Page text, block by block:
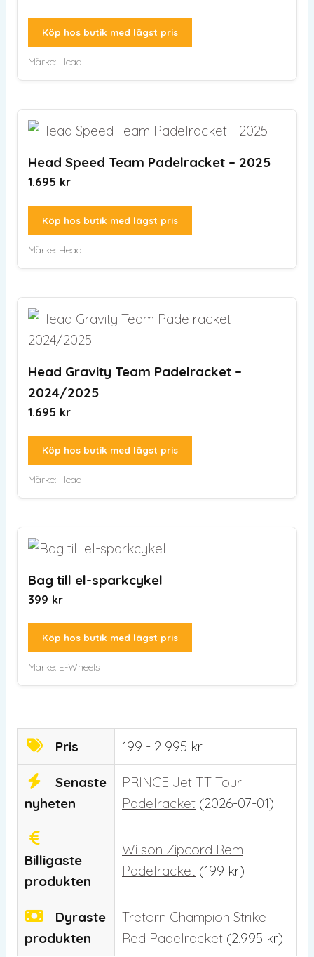
Köp hos butik med lägst pris
Märke: Head
Head Speed Team Padelracket – 2025
1.695 kr
Köp hos butik med lägst pris
Märke: Head
Head Gravity Team Padelracket –
2024/2025
1.695 kr
Köp hos butik med lägst pris
Märke: Head
Bag till el-sparkcykel
399 kr
Köp hos butik med lägst pris
Märke: E-Wheels
Pris 199 - 2 995 kr
Senaste
nyheten
PRINCE Jet TT Tour
Padelracket (2026-07-01)
Billigaste
produkten
Wilson Zipcord Rem
Padelracket (199 kr)
Dyraste
produkten
Tretorn Champion Strike
Red Padelracket (2.995 kr)